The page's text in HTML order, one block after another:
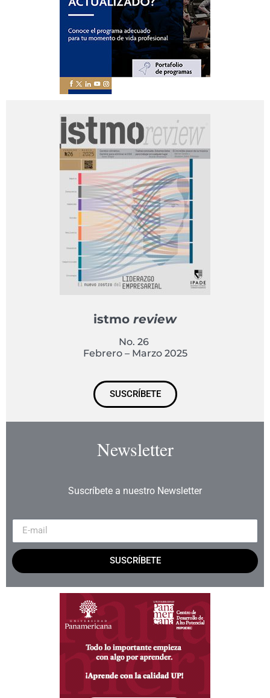
istmo review
No. 26
Febrero – Marzo 2025
SUSCRÍBETE
Newsletter
Suscríbete a nuestro Newsletter
SUSCRÍBETE